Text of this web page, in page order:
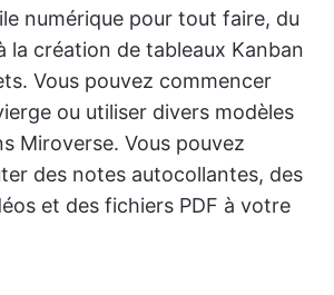
numérique pour tout faire, du
la création de tableaux Kanban
Vous pouvez commencer
ou utiliser divers modèles
Miroverse. Vous pouvez
des notes autocollantes, des
et des fichiers PDF à votre